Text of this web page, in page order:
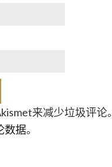
来减少垃圾评论。
数据。